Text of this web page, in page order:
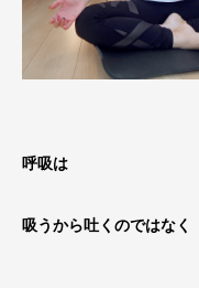
呼吸は
吸うから吐くのではなく